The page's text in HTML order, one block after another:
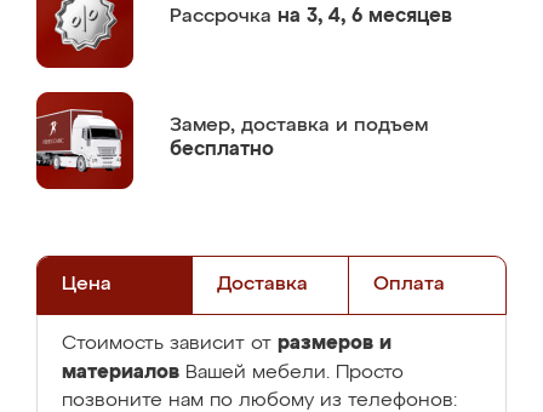
Рассрочка на 3, 4, 6 месяцев
Замер, доставка и подъем
бесплатно
Цена Доставка Оплата
Стоимость зависит от размеров и
материалов Вашей мебели. Просто
позвоните нам по любому из телефонов: